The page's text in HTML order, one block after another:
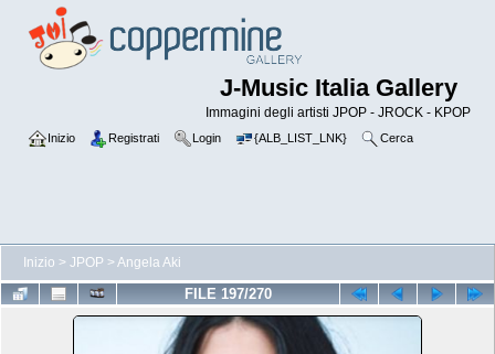
J-Music Italia Gallery
Immagini degli artisti JPOP - JROCK - KPOP
Inizio Registrati Login {ALB_LIST_LNK} Cerca
Inizio > JPOP >Angela Aki
FILE 197/270